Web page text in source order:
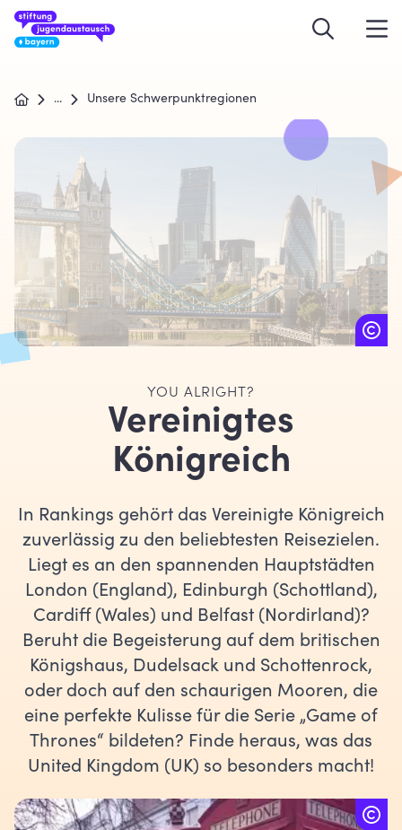
... Unsere Schwerpunktregionen
YOU ALRIGHT?
Vereinigtes
Königreich
In Rankings gehört das Vereinigte Königreich
zuverlässig zu den beliebtesten Reisezielen.
Liegt es an den spannenden Hauptstädten
London (England), Edinburgh (Schottland),
Cardiff (Wales) und Belfast (Nordirland)?
Beruht die Begeisterung auf dem britischen
Königshaus, Dudelsack und Schottenrock,
oder doch auf den schaurigen Mooren, die
eine perfekte Kulisse für die Serie „Game of
Thrones“ bildeten? Finde heraus, was das
United Kingdom (UK) so besonders macht!